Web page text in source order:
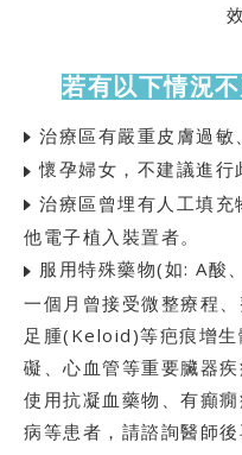
若有以下情況
治療區有嚴重皮膚過敏
懷孕婦女，不建議進行
治療區曾埋有人工填
他電子植入裝置者。
服用特殊藥物(如: A酸
一個月曾接受微整療程
足腫(Keloid)等疤痕增
礙、心血管等重要臟器
使用抗凝血藥物、有癲
病等患者，請諮詢醫師後